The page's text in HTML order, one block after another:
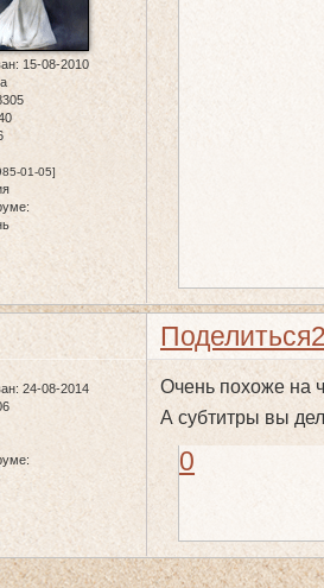
: 15-08-2010
01-05]
Поделиться
: 24-08-2014
Очень похоже на
А субтитры вы
0